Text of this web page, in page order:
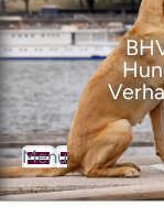
Menu
BHVDer